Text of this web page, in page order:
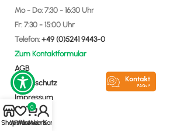
Mo - Do: 7:30 - 16:30 Uhr
Fr: 7:30 - 15:00 Uhr
Telefon: +49 (0)5241 9443-0
Zum Kontaktformular
AGB
Datenschutz
Impressum
ShopWishlist
0
Warenkorb
Mein Konto